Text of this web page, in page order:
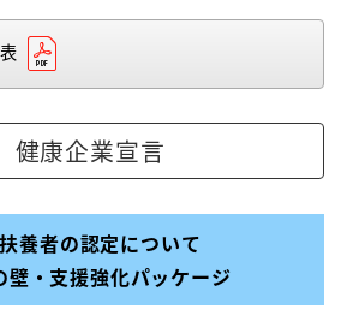
健康企業宣言
養者の認定について
壁・支援強化パッケージ